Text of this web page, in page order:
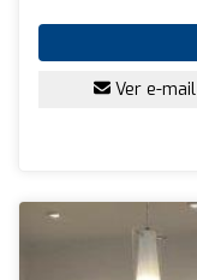
Ver e-mail